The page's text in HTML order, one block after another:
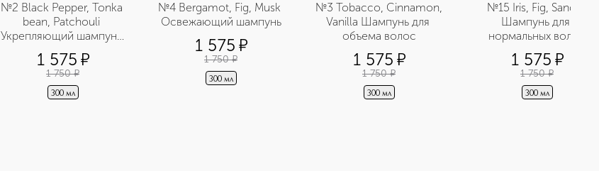
№2 Black Pepper, Tonka
bean, Patchouli
Укрепляющий шампунь
для всех типов волос
1 575 ¤
1 750 ¤
300 мл
№4 Bergamot, Fig, Musk
Освежающий шампунь
1 575 ¤
1 750 ¤
300 мл
№3 Tobacco, Cinnamon,
Vanilla Шампунь для
объема волос
1 575 ¤
1 750 ¤
300 мл
№15 Iris, Fig, Sandal
Шампунь для
нормальных волос
1 575 ¤
1 750 ¤
300 мл